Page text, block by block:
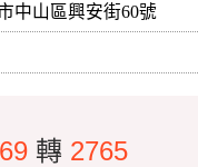
中山區興安街60號
轉 2765